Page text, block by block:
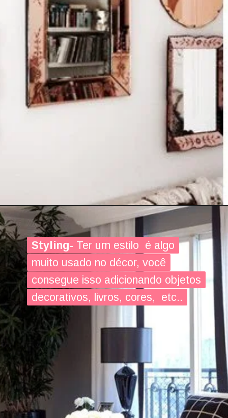
Styling- Ter um estilo é algo
muito usado no décor, você
consegue isso adicionando objetos
decorativos, livros, cores, etc..
Styling- Ter um estilo é algo
muito usado no décor, você
consegue isso adicionando objetos
decorativos, livros, cores, etc..